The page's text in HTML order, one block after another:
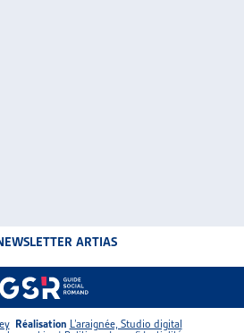
ARTIAS
Réalisation L’araignée, Studio digital